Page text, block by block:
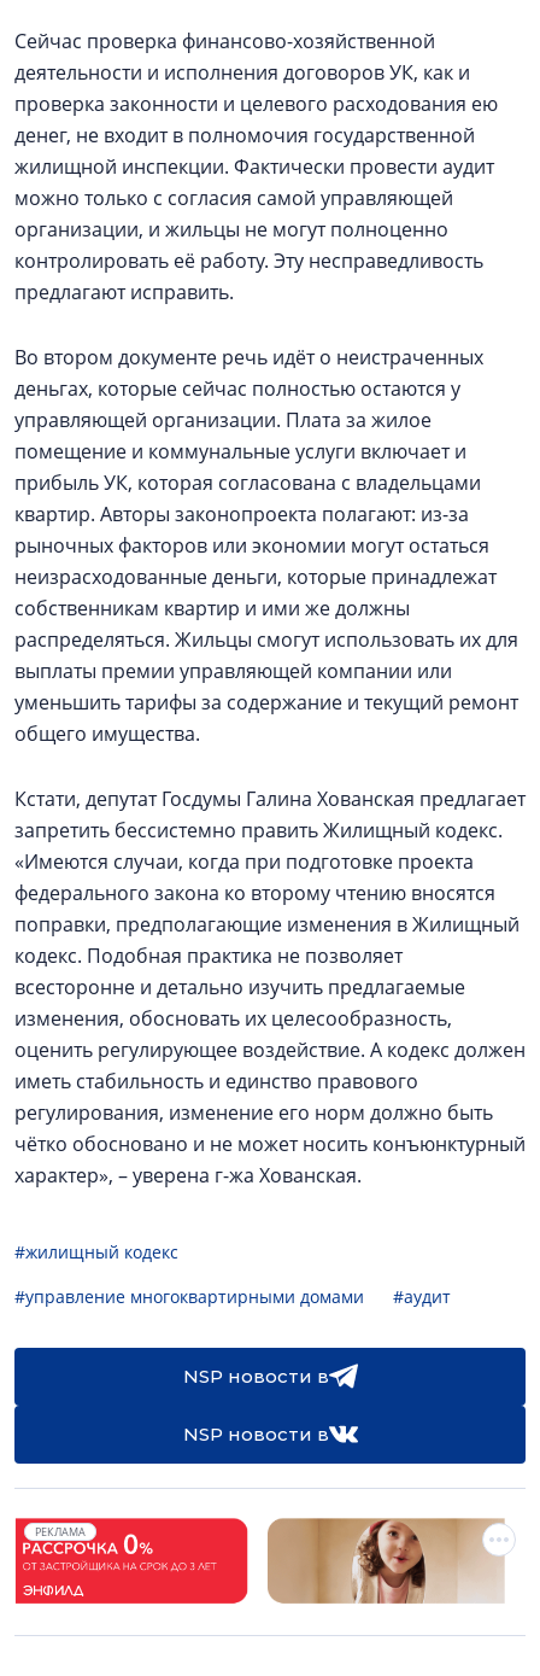
Сейчас проверка финансово-хозяйственной
деятельности и исполнения договоров УК, как и
проверка законности и целевого расходования ею
денег, не входит в полномочия государственной
жилищной инспекции. Фактически провести аудит
можно только с согласия самой управляющей
организации, и жильцы не могут полноценно
контролировать её работу. Эту несправедливость
предлагают исправить.
Во втором документе речь идёт о неистраченных
деньгах, которые сейчас полностью остаются у
управляющей организации. Плата за жилое
помещение и коммунальные услуги включает и
прибыль УК, которая согласована с владельцами
квартир. Авторы законопроекта полагают: из-за
рыночных факторов или экономии могут остаться
неизрасходованные деньги, которые принадлежат
собственникам квартир и ими же должны
распределяться. Жильцы смогут использовать их для
выплаты премии управляющей компании или
уменьшить тарифы за содержание и текущий ремонт
общего имущества.
Кстати, депутат Госдумы Галина Хованская предлагает
запретить бессистемно править Жилищный кодекс.
«Имеются случаи, когда при подготовке проекта
федерального закона ко второму чтению вносятся
поправки, предполагающие изменения в Жилищный
кодекс. Подобная практика не позволяет
всесторонне и детально изучить предлагаемые
изменения, обосновать их целесообразность,
оценить регулирующее воздействие. А кодекс должен
иметь стабильность и единство правового
регулирования, изменение его норм должно быть
чётко обосновано и не может носить конъюнктурный
характер», – уверена г-жа Хованская.
#жилищный кодекс
#управление многоквартирными домами
#аудит
NSP новости в
NSP новости в
РЕКЛАМА